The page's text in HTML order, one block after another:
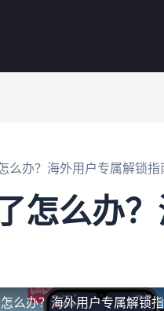
么办？海外用户专属解锁指
怎么办
么办？海外用户专属解锁